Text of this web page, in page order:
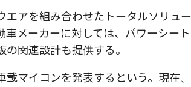
アを組み合わせたトータルソリュ
メーカーに対しては、パワーシー
関連設計も提供する。
マイコンを発表するという。現在